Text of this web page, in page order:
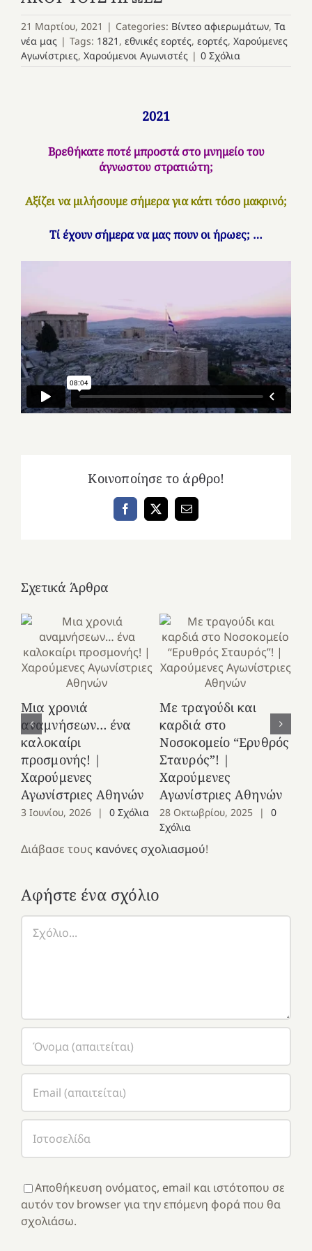
21 Μαρτίου, 2021 | Categories: Βίντεο αφιερωμάτων, Τα
νέα μας | Tags: 1821 , εθνικές εορτές, εορτές, Χαρούμενες
Αγωνίστριες, Χαρούμενοι Αγωνιστές | 0 Σχόλια
2021
Βρεθήκατε ποτέ μπροστά στο μνημείο του
άγνωστου στρατιώτη;
Αξίζει να μιλήσουμε σήμερα για κάτι τόσο μακρινό;
Τί έχουν σήμερα να μας πουν οι ήρωες; …
Κοινοποίησε το άρθρο!
Facebook
X Email
Σχετικά Άρθρα
Μια χρονιά
αναμνήσεων… ένα
καλοκαίρι
προσμονής! |
Χαρούμενες
Αγωνίστριες Αθηνών
3 Ιουνίου, 2026 | 0 Σχόλια
Με τραγούδι και
καρδιά στο
Νοσοκομείο “Ερυθρός
Σταυρός”! |
Χαρούμενες
Αγωνίστριες Αθηνών
28 Οκτωβρίου, 2025 |
0
Σχόλια
Διάβασε τους κανόνες σχολιασμού!
Αφήστε ένα σχόλιο
Αποθήκευση ονόματος, email και ιστότοπου σε
αυτόν τον browser για την επόμενη φορά που θα
σχολιάσω.